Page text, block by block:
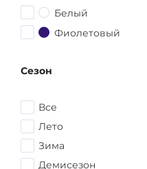
Белый
Фиолетовый
Розовый
Желтый
Голубой
Сезон
Все
Лето
Зима
Демисезон